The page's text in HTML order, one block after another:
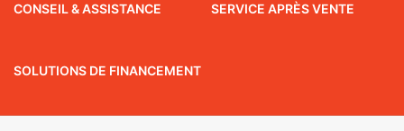
CONSEIL & ASSISTANCE SERVICE APRÈS VENTE
SOLUTIONS DE FINANCEMENT